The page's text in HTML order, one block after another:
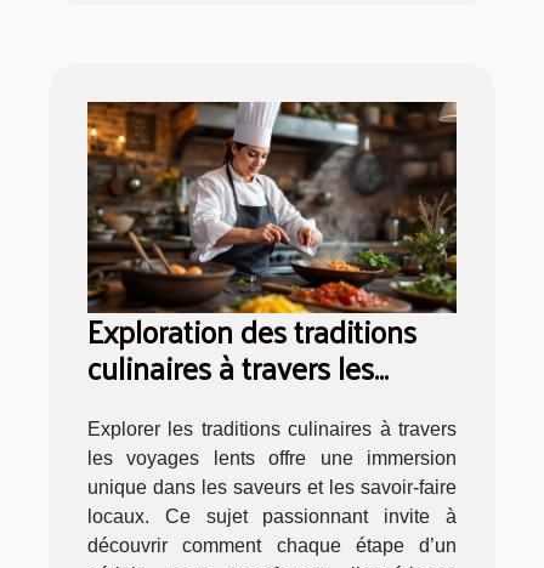
Exploration des traditions
culinaires à travers les
Explorer les traditions culinaires à travers
les voyages lents offre une immersion
unique dans les saveurs et les savoir-faire
locaux. Ce sujet passionnant invite à
découvrir comment chaque étape d’un